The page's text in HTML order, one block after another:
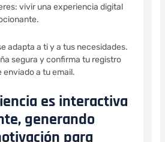
vivir una experiencia digital
adapta a ti y a tus necesidades.
segura y confirma tu registro
enviado a tu email.
es interactiva
generando
para